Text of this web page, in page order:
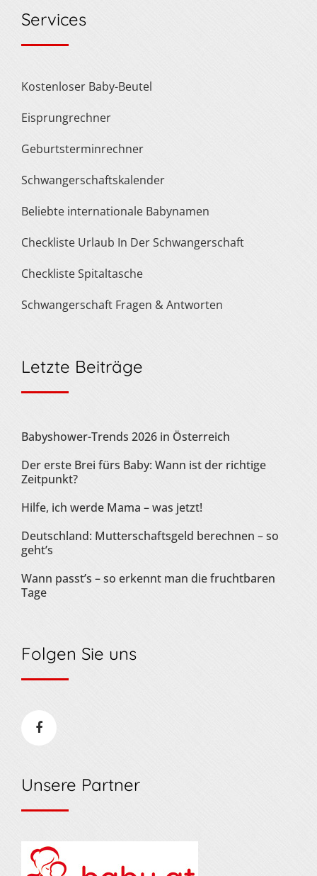
Services
Kostenloser Baby-Beutel
Eisprungrechner
Geburtsterminrechner
Schwangerschaftskalender
Beliebte internationale Babynamen
Checkliste Urlaub In Der Schwangerschaft
Checkliste Spitaltasche
Schwangerschaft Fragen & Antworten
Letzte Beiträge
Babyshower-Trends 2026 in Österreich
Der erste Brei fürs Baby: Wann ist der richtige
Zeitpunkt?
Hilfe, ich werde Mama – was jetzt!
Deutschland: Mutterschaftsgeld berechnen – so
geht’s
Wann passt’s – so erkennt man die fruchtbaren
Tage
Folgen Sie uns
Unsere Partner